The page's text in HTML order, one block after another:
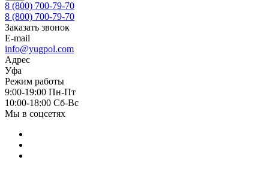
8 (800) 700-79-70
8 (800) 700-79-70
Заказать звонок
E-mail
info@yugpol.com
Адрес
Уфа
Режим работы
9:00-19:00 Пн-Пт
10:00-18:00 Cб-Вс
Мы в соцсетях